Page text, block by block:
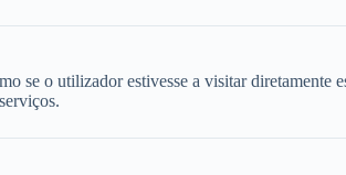
o utilizador estivesse a visitar diretamente